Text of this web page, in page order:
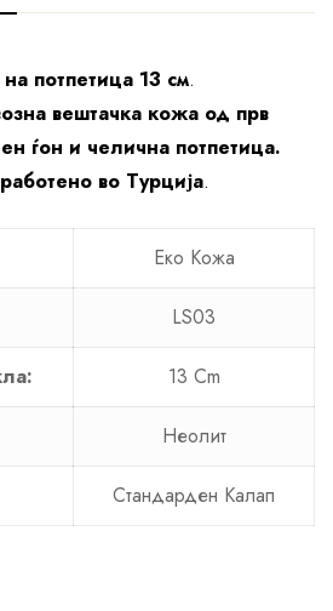
потпетица 13 см.
вештачка кожа од прв
ѓон и челична потпетица.
во Турција.
Еко Кожа
LS03
13 Cm
Неолит
Стандарден Калап